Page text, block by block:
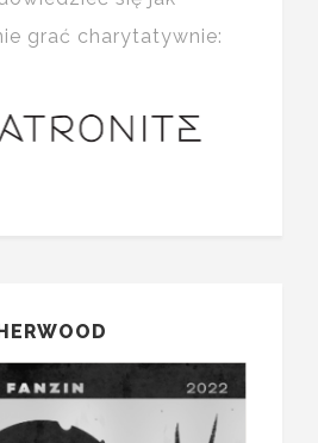
grać charytatywnie: